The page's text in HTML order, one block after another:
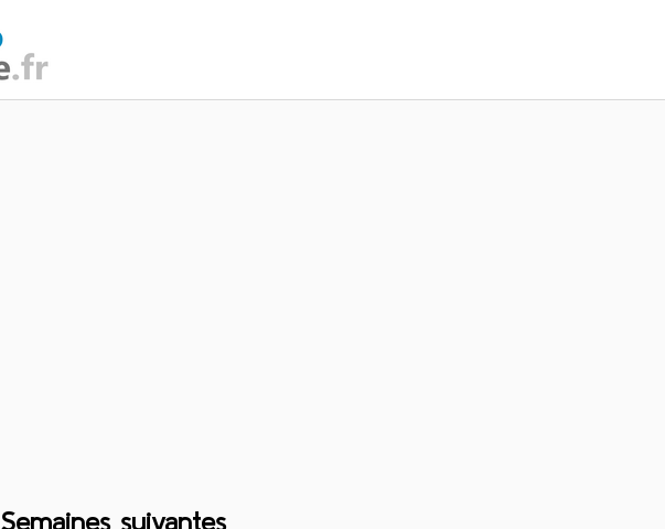
Semaines suivantes